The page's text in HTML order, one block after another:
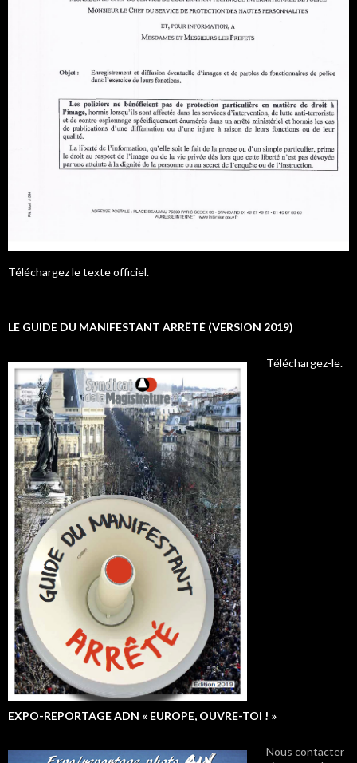
Téléchargez le texte officiel.
LE GUIDE DU MANIFESTANT ARRÊTÉ (VERSION 2019)
Téléchargez-le.
EXPO-REPORTAGE ADN « EUROPE, OUVRE-TOI ! »
Nous contacter